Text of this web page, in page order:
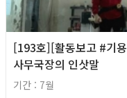
[193호][활동보고 #기
사무국장의 인삿말
기간 : 7월